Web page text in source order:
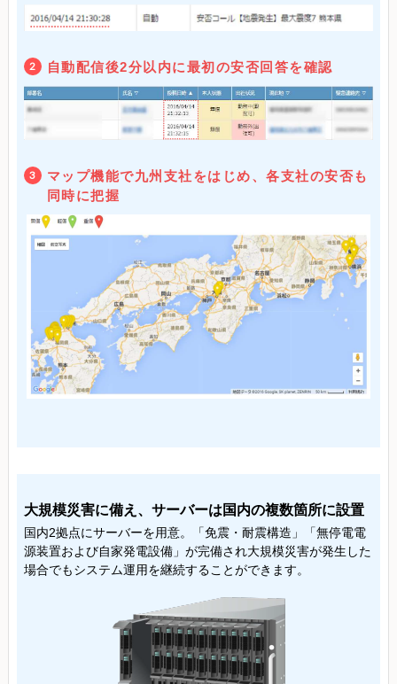
2 自動配信後2分以内に最初の安否回答を確認
3
マップ機能で九州支社をはじめ、各支社の安否も
同時に把握
大規模災害に備え、サーバーは国内の複数箇所に設置
国内2拠点にサーバーを用意。「免震・耐震構造」「無停電電
源装置および自家発電設備」が完備され大規模災害が発生した
場合でもシステム運用を継続することができます。